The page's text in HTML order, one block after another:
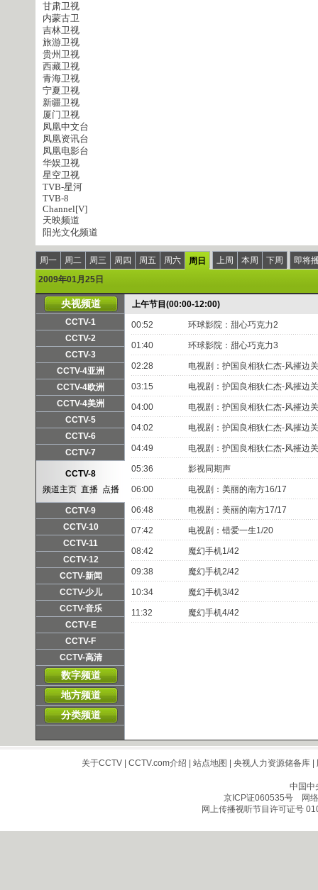
甘肃卫视
内蒙古卫
吉林卫视
旅游卫视
贵州卫视
西藏卫视
青海卫视
宁夏卫视
新疆卫视
厦门卫视
凤凰中文台
凤凰资讯台
凤凰电影台
华娱卫视
星空卫视
TVB-星河
TVB-8
Channel[V]
天映频道
阳光文化频道
周一 周二 周三 周四 周五 周六 周日 上周 本周 下周
即将
2009年01月25日
央视频道
CCTV-1
频道主页 直播
CCTV-2
频道主页 直播
CCTV-3
频道主页 直播 点播
CCTV-4亚洲
频道主页 直播 点播
CCTV-4欧洲
频道主页 直播 点播
CCTV-4美洲
频道主页 直播
CCTV-5
频道主页 直播
CCTV-6
频道主页 直播
CCTV-7
CCTV-8
频道主页 直播 点播
CCTV-9
频道主页 直播
CCTV-10
频道主页 直播
CCTV-11
频道主页 直播
CCTV-12
频道主页 直播 点播
CCTV-新闻
频道主页 直播 点播
CCTV-少儿
频道主页 直播 点播
CCTV-音乐
频道主页 直播
CCTV-E
频道主页 直播
CCTV-F
频道主页 直播 点播
CCTV-高清
频道主页 直播 点播
数字频道
地方频道
分类频道
上午节目(00:00-12:00)
00:52 环球影院：甜心巧克力2
01:40 环球影院：甜心巧克力3
02:28 电视剧：护国良相狄仁杰-风摧边
03:15 电视剧：护国良相狄仁杰-风摧边
04:00 电视剧：护国良相狄仁杰-风摧边
04:02 电视剧：护国良相狄仁杰-风摧边
04:49 电视剧：护国良相狄仁杰-风摧边
05:36 影视同期声
06:00 电视剧：美丽的南方16/17
06:48 电视剧：美丽的南方17/17
07:42 电视剧：错爱一生1/20
08:42 魔幻手机1/42
09:38 魔幻手机2/42
10:34 魔幻手机3/42
11:32 魔幻手机4/42
关于CCTV| CCTV.com介绍 | 站点地图 | 央视人力资源储备库|
中国中
京ICP证060535号网络
网上传播视听节目许可证号